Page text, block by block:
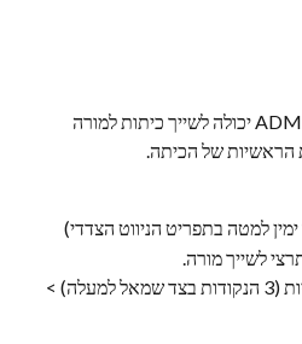
שימו 🧡 רק מנהלת מערכת ADMIN יכולה לשייך כיתות למורה
הראשיות של הכיתה.
למטה בתפריט הניווט הצדדי)
לשייך מורה.
>